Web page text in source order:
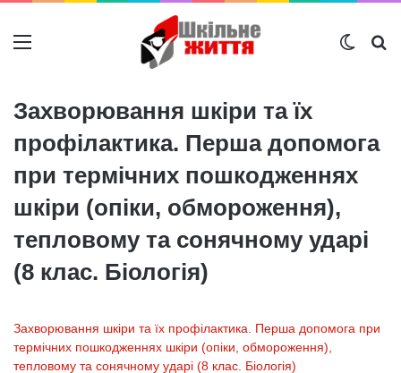
Меню
Захворювання шкіри та їх
профілактика. Перша допомога
при термічних пошкодженнях
шкіри (опіки, обмороження),
тепловому та сонячному ударі
(8 клас. Біологія)
Захворювання шкіри та їх профілактика. Перша допомога при
термічних пошкодженнях шкіри (опіки, обмороження),
тепловому та сонячному ударі (8 клас. Біологія)